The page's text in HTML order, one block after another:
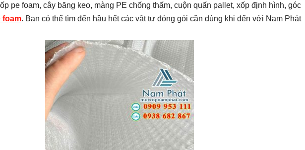
pe foam, cây băng keo, màng PE chống thấm, cuộn quấn pallet, xốp định hình, góc
foam. Bạn có thể tìm đến hầu hết các vật tự đóng gói cần dùng khi đến với Nam Phát